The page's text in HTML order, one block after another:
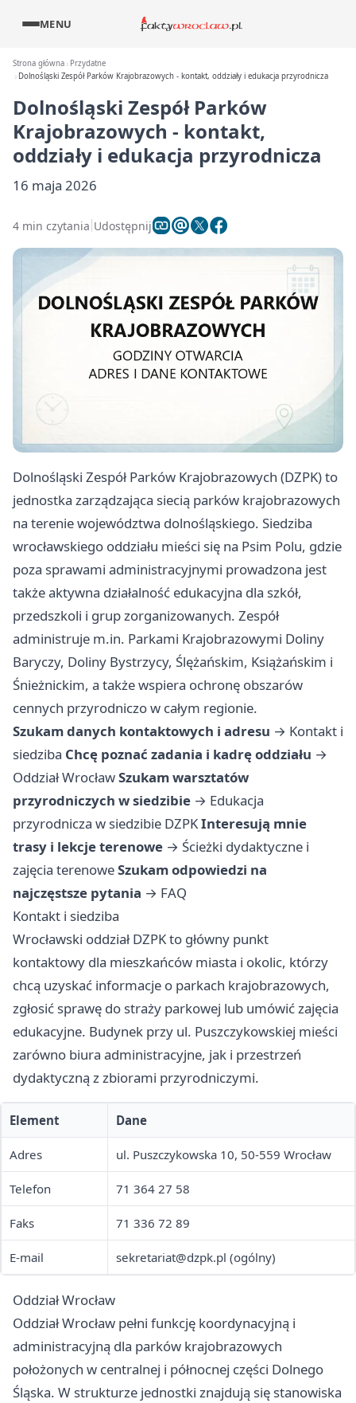
MENU
Strona główna
Przydatne
Dolnośląski Zespół Parków Krajobrazowych - kontakt, oddziały i edukacja przyrodnicza
Dolnośląski Zespół Parków
Krajobrazowych - kontakt,
oddziały i edukacja przyrodnicza
16 maja 2026
4 min czytania Udostępnij
Dolnośląski Zespół Parków Krajobrazowych (DZPK) to
jednostka zarządzająca siecią parków krajobrazowych
na terenie województwa dolnośląskiego. Siedziba
wrocławskiego oddziału mieści się na Psim Polu, gdzie
poza sprawami administracyjnymi prowadzona jest
także aktywna działalność edukacyjna dla szkół,
przedszkoli i grup zorganizowanych. Zespół
administruje m.in. Parkami Krajobrazowymi Doliny
Baryczy, Doliny Bystrzycy, Ślężańskim, Książańskim i
Śnieżnickim, a także wspiera ochronę obszarów
cennych przyrodniczo w całym regionie.
Szukam danych kontaktowych i adresu → Kontakt i
siedziba Chcę poznać zadania i kadrę oddziału →
Oddział WrocławSzukam warsztatów
przyrodniczych w siedzibie → Edukacja
przyrodnicza w siedzibie DZPKInteresują mnie
trasy i lekcje terenowe → Ścieżki dydaktyczne i
zajęcia terenoweSzukam odpowiedzi na
najczęstsze pytania → FAQ
Kontakt i siedziba
Wrocławski oddział DZPK to główny punkt
kontaktowy dla mieszkańców miasta i okolic, którzy
chcą uzyskać informacje o parkach krajobrazowych,
zgłosić sprawę do straży parkowej lub umówić zajęcia
edukacyjne. Budynek przy ul. Puszczykowskiej mieści
zarówno biura administracyjne, jak i przestrzeń
dydaktyczną z zbiorami przyrodniczymi.
Element Dane
Adres ul. Puszczykowska 10, 50-559 Wrocław
Telefon 71 364 27 58
Faks 71 336 72 89
E-mail sekretariat@dzpk.pl (ogólny)
Oddział Wrocław
Oddział Wrocław pełni funkcję koordynacyjną i
administracyjną dla parków krajobrazowych
położonych w centralnej i północnej części Dolnego
Śląska. W strukturze jednostki znajdują się stanowiska